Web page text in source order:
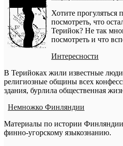
Хотите прогуляться
посмотреть, что
Терийок? Не так
посмотреть и что
Интересности
В Терийоках жили известные
религиозные общины всех
здания, бурлила общественная
Немножко Финляндии
Материалы по истории
финно-угорскому языкознанию.